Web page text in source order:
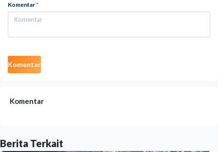
Komentar*
Komentar
Komentar
Berita Terkait